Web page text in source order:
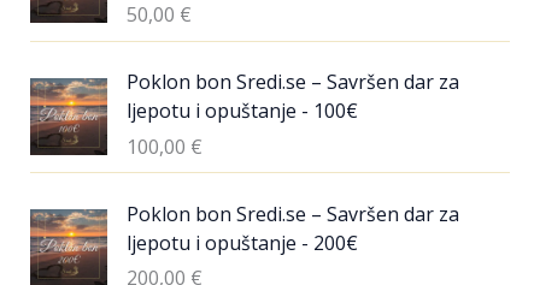
50,00 €
Poklon bon Sredi.se – Savršen dar za
ljepotu i opuštanje - 100€
100,00 €
Poklon bon Sredi.se – Savršen dar za
ljepotu i opuštanje - 200€
200,00 €